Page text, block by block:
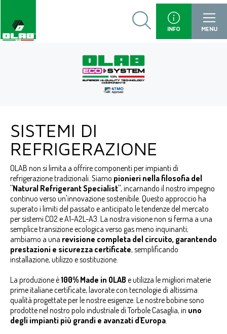
INFO MENU
SISTEMI DI
REFRIGERAZIONE
OLAB non si limita a offrire componenti per impianti di
refrigerazione tradizionali. Siamo pionieri nella filosofia del
"Natural Refrigerant Specialist", incarnando il nostro impegno
continuo verso un'innovazione sostenibile. Questo approccio ha
superato i limiti del passato e anticipato le tendenze del mercato
per sistemi CO2 e A1-A2L-A3. La nostra visione non si ferma a una
semplice transizione ecologica verso gas meno inquinanti;
ambiamo a una revisione completa del circuito, garantendo
prestazioni e sicurezza certificate, semplificando
installazione, utilizzo e sostituzione.
La produzione è100% Made in OLAB e utilizza le migliori materie
prime italiane certificate, lavorate con tecnologie di altissima
qualità progettate per le nostre esigenze. Le nostre bobine sono
prodotte nel nostro polo industriale di Torbole Casaglia, in uno
degli impianti più grandi e avanzati d'Europa.